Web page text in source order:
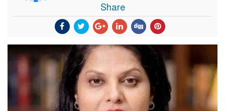
Share